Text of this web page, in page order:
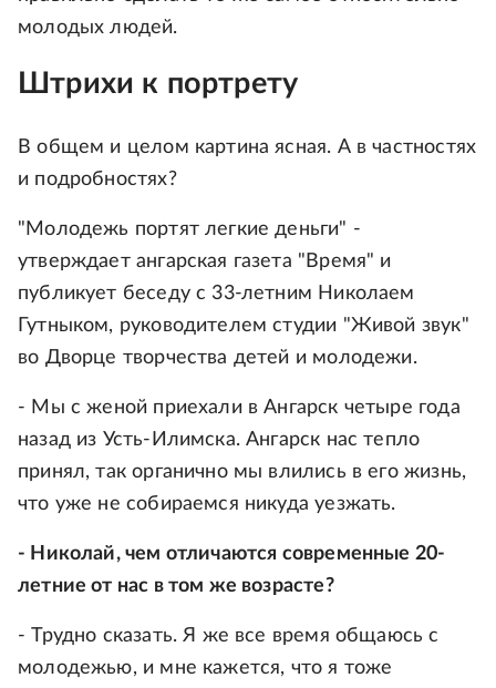
молодых людей.
Штрихи к портрету
В общем и целом картина ясная. А в частностях
и подробностях?
"Молодежь портят легкие деньги" -
утверждает ангарская газета "Время" и
публикует беседу с 33-летним Николаем
Гутныком, руководителем студии "Живой звук"
во Дворце творчества детей и молодежи.
- Мы с женой приехали в Ангарск четыре года
назад из Усть-Илимска. Ангарск нас тепло
принял, так органично мы влились в его жизнь,
что уже не собираемся никуда уезжать.
- Николай, чем отличаются современные 20-
летние от нас в том же возрасте?
- Трудно сказать. Я же все время общаюсь с
молодежью, и мне кажется, что я тоже